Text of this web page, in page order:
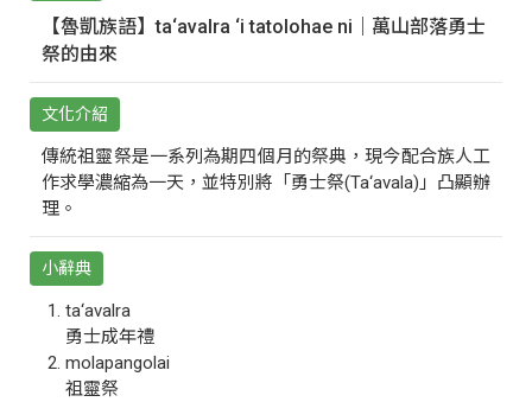
【魯凱族語】ta‘avalra ‘i tatolohae ni｜萬山部落勇士
祭的由來
文化介紹
傳統祖靈祭是一系列為期四個月的祭典，現今配合族人工
作求學濃縮為一天，並特別將「勇士祭(Ta‘avala)」凸顯辦
理。
小辭典
ta‘avalra
勇士成年禮
molapangolai
祖靈祭